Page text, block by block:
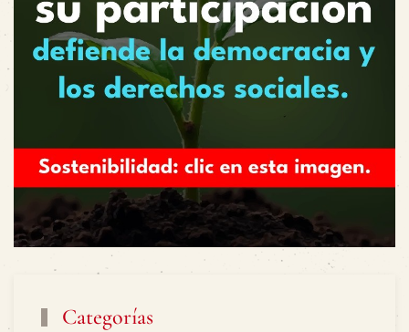
Categorías